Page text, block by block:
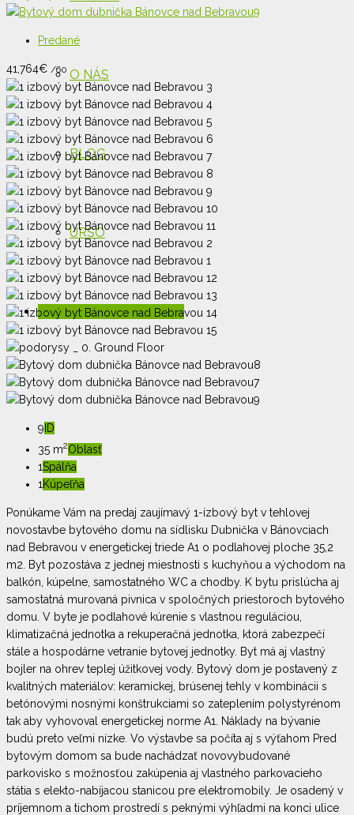
O NÁS
BLOG
URSO
KONTAKT: 0915 755 996
Predané
41,764€ /60
9 ID
35 m2Oblasť
1Spálňa
1 Kúpeľňa
Ponúkame Vám na predaj zaujímavý 1-izbový byt v tehlovej
novostavbe bytového domu na sídlisku Dubnička v Bánovciach
nad Bebravou v energetickej triede A1 o podlahovej ploche 35,2
m2. Byt pozostáva z jednej miestnosti s kuchyňou a východom na
balkón, kúpelne, samostatného WC a chodby. K bytu prislúcha aj
samostatná murovaná pivnica v spoločných priestoroch bytového
domu. V byte je podlahové kúrenie s vlastnou reguláciou,
klimatizačná jednotka a rekuperačná jednotka, ktorá zabezpečí
stále a hospodárne vetranie bytovej jednotky. Byt má aj vlastný
bojler na ohrev teplej úžitkovej vody. Bytový dom je postavený z
kvalitných materiálov: keramickej, brúsenej tehly v kombinácii s
betónovými nosnými konštrukciami so zateplením polystyrénom
tak aby vyhovoval energetickej norme A1. Náklady na bývanie
budú preto veľmi nízke. Vo výstavbe sa počíta aj s výťahom Pred
bytovým domom sa bude nachádzať novovybudované
parkovisko s možnosťou zakúpenia aj vlastného parkovacieho
státia s elekto-nabíjacou stanicou pre elektromobily. Je osadený v
príjemnom a tichom prostredí s peknými výhľadmi na konci ulice